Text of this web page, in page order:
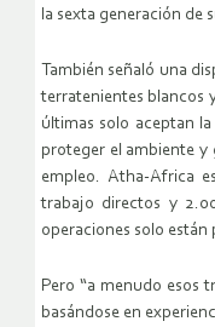
la sexta generación de
También señaló una
terratenientes blancos
últimas solo aceptan
proteger el ambiente y
empleo. Atha-Africa
trabajo directos y
operaciones solo están
Pero “a menudo esos
basándose en